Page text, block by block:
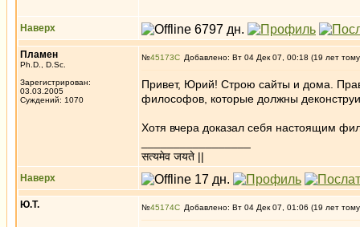
Наверх
Пламен
Ph.D., D.Sc.
Зарегистрирован:
03.03.2005
Суждений: 1070
№45173 Добавлено: Вт 04 Дек 07, 00:18 (19 лет
Привет, Юрий! Строю сайты и дома.
философов, которые должны
Хотя вчера доказал себя настоящим
सत्यमेव जयते ||
Наверх
Ю.Т. №45174 Добавлено: Вт 04 Дек 07, 01:06 (19 лет